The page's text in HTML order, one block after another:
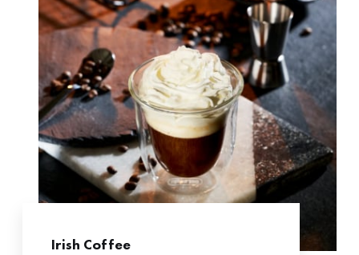
Irish Coffee